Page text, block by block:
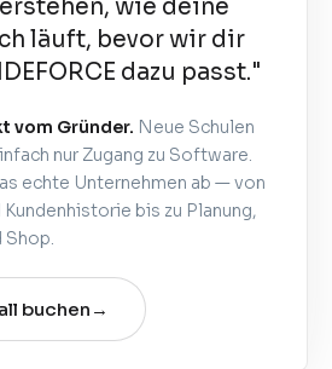
wie deine
läuft, bevor wir dir
dazu passt."
vom Gründer. Neue Schulen
nur Zugang zu Software.
echte Unternehmen ab — von
bis zu Planung,
Shop.
buchen →